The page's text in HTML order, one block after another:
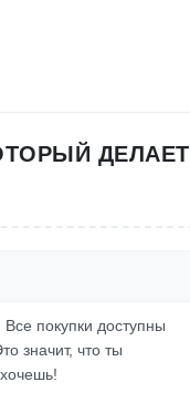
ДЕЛАЕТ
покупки доступны
значит, что ты